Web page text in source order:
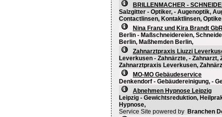
BRILLENMACHER -
Salzgitter - Optiker, - Augenoptik,
Contactlinsen, Kontaktlinsen,
Nina Franz und Kira Brandt
Berlin - Maßschneidereien,
Berlin, Maßhemden Berlin,
Zahnarztpraxis Liuzzi
Leverkusen - Zahnärzte, -
Zahnarztpraxis Leverkusen,
MO-MO Gebäudeservice
Denkendorf - Gebäudereinigung, -
Abnehmen Hypnose Leipzig
Leipzig - Gewichtsreduktion,
Hypnose,
Service Site powered by Branchen